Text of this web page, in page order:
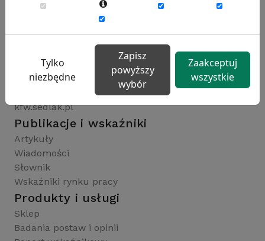
Rynekpracy.pl
sedlak.pl
raportyplacowe.pl
badaniaHR.pl
kfw.sedlak.pl
Publikacje i wskaźniki
Artykuły
Wiadomości
Słownik
Wskaźniki rynku pracy
Produkty i usługi
Sklep
Badania postaw i opinii
Tylko
niezbędne
Zapisz
powyższy
wybór
Zaakceptuj
wszystkie